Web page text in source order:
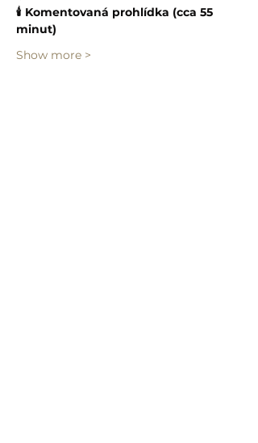
🕯️ Komentovaná prohlídka (cca 55
minut)
Show more >